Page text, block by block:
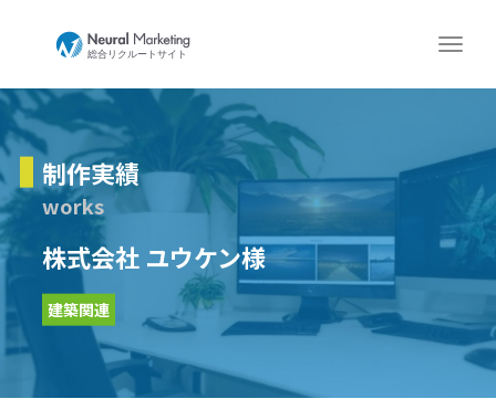
制作実績
works
株式会社 ユウケン様
建築関連